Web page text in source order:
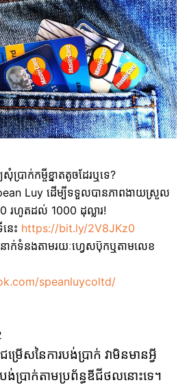
ប្រាក់កម្ចីខ្នាតតូចដែរឬទេ?
Luy ដើម្បីទទួលបានភាពងាយស្រួល
រហូតដល់ 1000 ដុល្លារ!
េះ https://bit.ly/2V8JKz0
ាក់ទំនងតាមរយៈហ្វេសប៊ុកឬតាមលេខ
speanluycoltd/
រើសនៃការបង់ប្រាក់ វាមិនមានអ្វី
ប្រាក់តាមប្រព័ន្ធឌីជីថលនោះទេ។